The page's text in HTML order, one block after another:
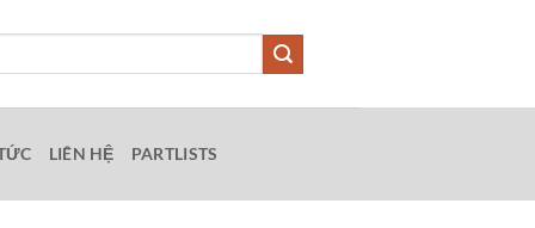
LIÊN HỆ PARTLISTS